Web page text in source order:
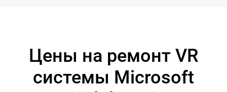
Цены на ремонт VR
системы Microsoft